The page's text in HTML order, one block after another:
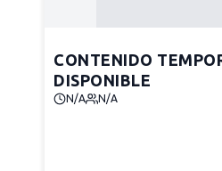
CONTENIDO
DISPONIBLE
N/A N/A